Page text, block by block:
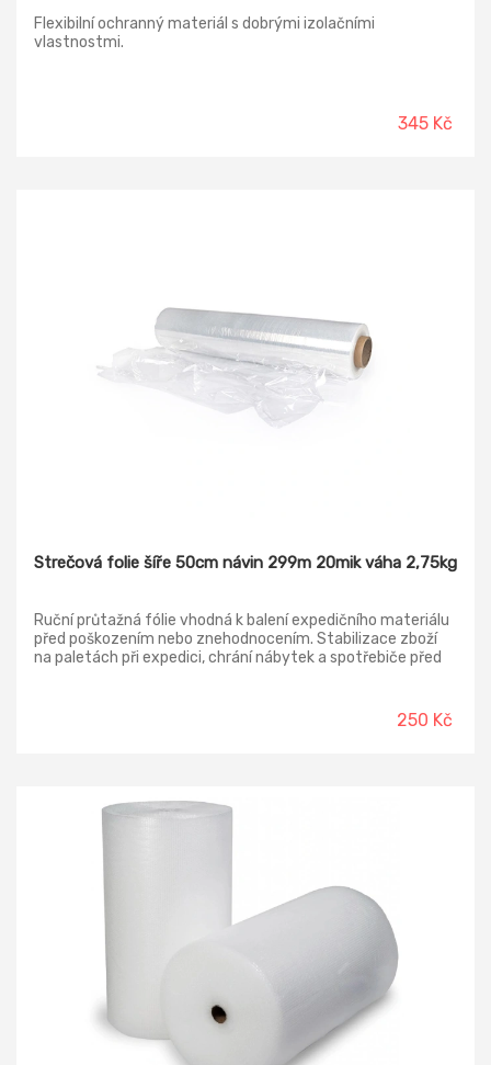
Flexibilní ochranný materiál s dobrými izolačními
vlastnostmi.
345 Kč
Strečová folie šíře 50cm návin 299m 20mik váha 2,75kg
Ruční průtažná fólie vhodná k balení expedičního materiálu
před poškozením nebo znehodnocením. Stabilizace zboží
na paletách při expedici, chrání nábytek a spotřebiče před
250 Kč